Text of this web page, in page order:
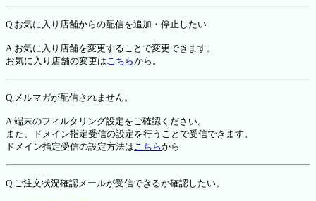
Q.お気に入り店舗からの配信を追加・停止したい
A.お気に入り店舗を変更することで変更できます。
お気に入り店舗の変更はこちらから。
Q.メルマガが配信されません。
A.端末のフィルタリング設定をご確認ください。
また、ドメイン指定受信の設定を行うことで受信できます。
ドメイン指定受信の設定方法はこちらから
Q.ご注文状況確認メールが受信できるか確認したい。